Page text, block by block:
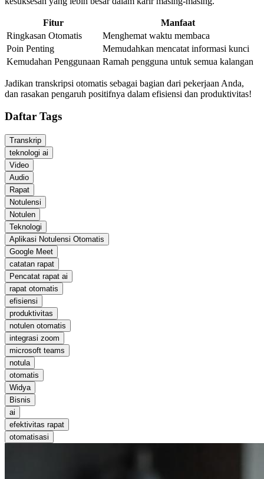
Fitur
Manfaat
Ringkasan Otomatis
Menghemat waktu membaca
Poin Penting
Memudahkan mencatat informasi kunci
Kemudahan Penggunaan Ramah pengguna untuk semua kalangan
Jadikan transkripsi otomatis sebagai bagian dari pekerjaan Anda,
dan rasakan pengaruh positifnya dalam efisiensi dan produktivitas!
Daftar Tags
Transkrip
teknologi ai
Video
Audio
Rapat
Notulensi
Notulen
Teknologi
Aplikasi Notulensi Otomatis
Google Meet
catatan rapat
Pencatat rapat ai
rapat otomatis
efisiensi
produktivitas
notulen otomatis
integrasi zoom
microsoft teams
notula
otomatis
Widya
Bisnis
ai
efektivitas rapat
otomatisasi